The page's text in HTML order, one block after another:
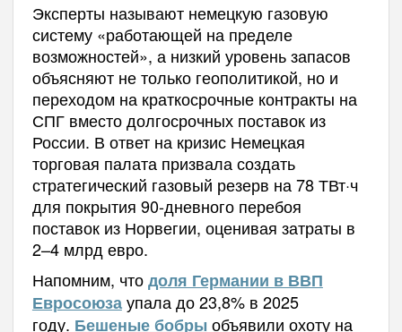
Эксперты называют немецкую газовую
систему «работающей на пределе
возможностей», а низкий уровень запасов
объясняют не только геополитикой, но и
переходом на краткосрочные контракты на
СПГ вместо долгосрочных поставок из
России. В ответ на кризис Немецкая
торговая палата призвала создать
стратегический газовый резерв на 78 ТВт·ч
для покрытия 90-дневного перебоя
поставок из Норвегии, оценивая затраты в
2–4 млрд евро.
Напомним, чтодоля Германии в ВВП
Евросоюзаупала до 23,8% в 2025
году. Бешеные бобры объявили охоту на